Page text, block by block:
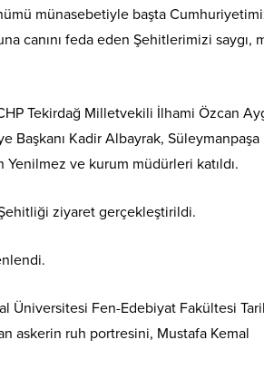
münasebetiyle başta
canını feda eden Şehitlerimizi saygı,
Tekirdağ Milletvekili İlhami Özcan
Başkanı Kadir Albayrak,
ve kurum müdürleri katıldı.
ziyaret gerçekleştirildi.
Üniversitesi Fen-Edebiyat Fakültesi
askerin ruh portresini, Mustafa Kemal